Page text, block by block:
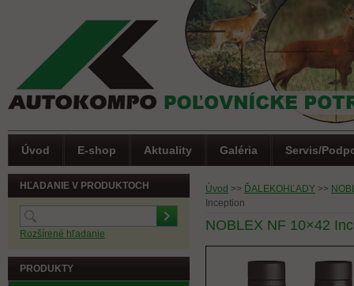
Úvod >> ĎALEKOHĽADY >>
Inception
NOBLEX NF 10×42
HĽADANIE V PRODUKTOCH
Rozšírené hľadanie
PRODUKTY
Úvod E-shop Aktuality Galéria Servis/